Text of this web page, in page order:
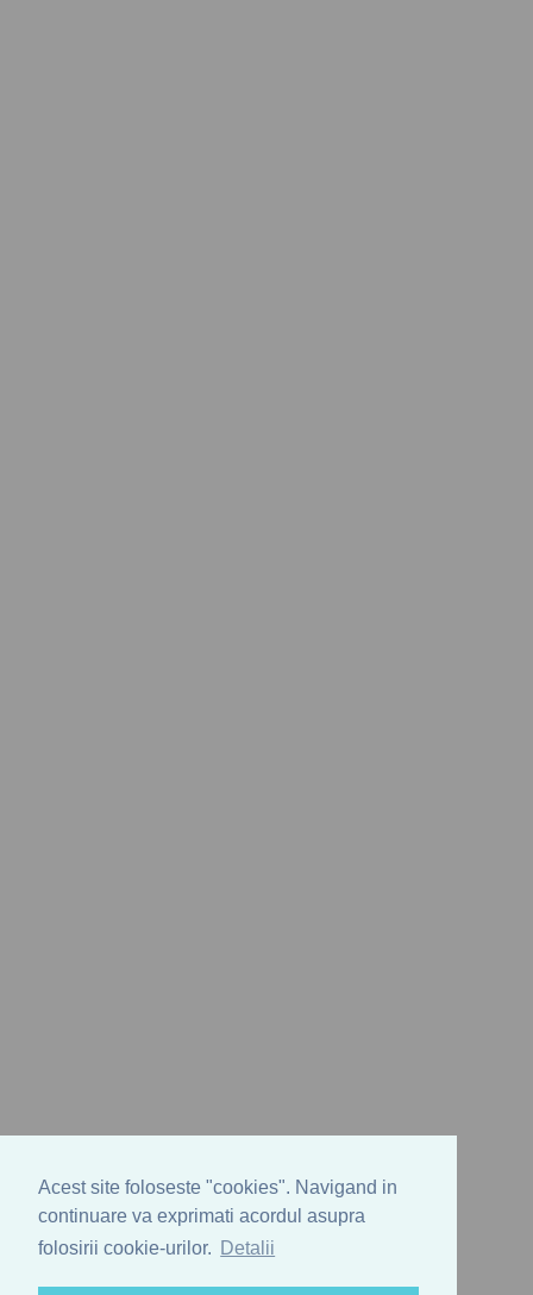
Acest site foloseste "cookies". Navigand in
continuare va exprimati acordul asupra
folosirii cookie-urilor.
Detalii